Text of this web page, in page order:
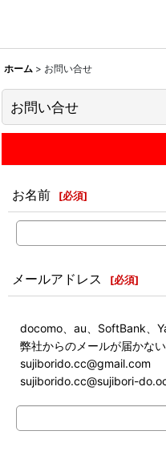
ホーム > お問い合せ
お問い合せ
お名前 [必須]
メールアドレス [必須]
docomo、au、SoftBank、
弊社からのメールが届かな
sujiborido.cc@gmail.com
sujiborido.cc@sujibori-